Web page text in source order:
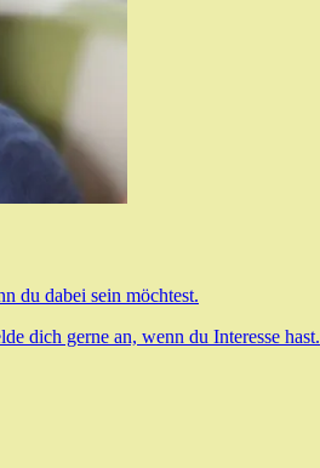
du dabei sein möchtest.
dich gerne an, wenn du Interesse hast.